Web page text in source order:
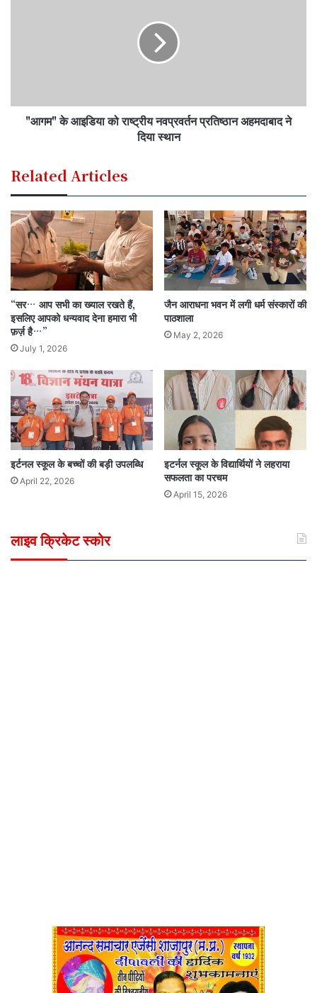
"आगम" के आइडिया को राष्ट्रीय नवप्रवर्तन प्रतिष्ठान अहमदाबाद ने
दिया स्थान
Related Articles
“सर… आप सभी का ख्याल रखते हैं,
इसलिए आपको धन्यवाद देना हमारा भी
फ़र्ज़ है…”
July 1, 2026
जैन आराधना भवन में लगी धर्म संस्कारों की
पाठशाला
May 2, 2026
इर्टनल स्कूल के बच्चों की बड़ी उपलब्धि
April 22, 2026
इटर्नल स्कूल के विद्यार्थियों ने लहराया
सफलता का परचम
April 15, 2026
लाइव क्रिकेट स्कोर